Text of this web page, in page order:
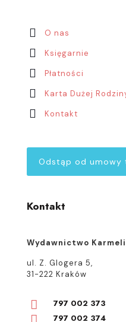
O nas
Księgarnie
Płatności
Karta Dużej
Kontakt
Odstąp od umowy
Kontakt
Wydawnictwo
ul. Z. Glogera 5,
31-222 Kraków
797 002 373
797 002 374